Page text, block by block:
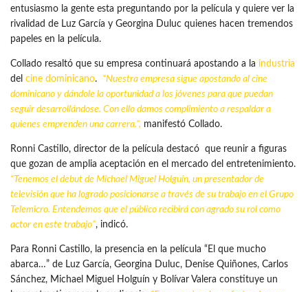
entusiasmo la gente esta preguntando por la película y quiere ver la
rivalidad de Luz García y Georgina Duluc quienes hacen tremendos
papeles en la película.
Collado resaltó que su empresa continuará apostando a la industria
del cine dominicano. “Nuestra empresa sigue apostando al cine
dominicano y dándole la oportunidad a los jóvenes para que puedan
seguir desarrollándose. Con ello damos complimiento a respaldar a
quienes emprenden una carrera.”, manifestó Collado.
Ronni Castillo, director de la película destacó que reunir a figuras
que gozan de amplia aceptación en el mercado del entretenimiento.
“Tenemos el debut de Michael Miguel Holguín, un presentador de
televisión que ha logrado posicionarse a través de su trabajo en el Grupo
Telemicro. Entendemos que el público recibirá con agrado su rol como
actor en este trabajo”, indicó.
Para Ronni Castillo, la presencia en la película “El que mucho
abarca…” de Luz García, Georgina Duluc, Denise Quiñones, Carlos
Sánchez, Michael Miguel Holguín y Bolívar Valera constituye un